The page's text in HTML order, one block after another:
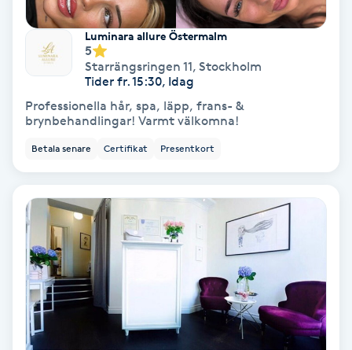
Pigmentbehandling
Pigmentfläckar
Plastikkirurgi
Power Yoga
PRP (Platelet Rich Plasma)
PRX-T33
Psoriasis
Luminara allure Östermalm
5
Starrängsringen 11, Stockholm
Tider fr. 15:30, Idag
Professionella hår, spa, läpp, frans- &
brynbehandlingar! Varmt välkomna!
Betala senare Certifikat Presentkort